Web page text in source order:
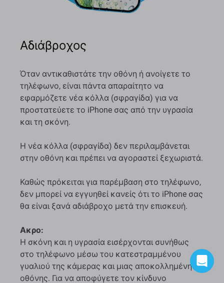
Αδιάβροχος
Όταν αντικαθιστάτε την οθόνη ή ανοίγετε το
τηλέφωνο, είναι πάντα απαραίτητο να
εφαρμόζετε νέα κόλλα (σφραγίδα) για να
προστατεύετε το iPhone σας από την υγρασία
και τη σκόνη.
Η νέα κόλλα (σφραγίδα) δεν περιλαμβάνεται
στην οθόνη και πρέπει να αγοραστεί ξεχωριστά.
Καθώς πρόκειται για παρέμβαση στο τηλέφωνο,
δεν μπορεί να εγγυηθεί κανείς ότι το iPhone σας
θα είναι ξανά αδιάβροχο μετά την επισκευή.
Ακρο:
Η σκόνη και η υγρασία εισέρχονται συνήθως
στο τηλέφωνο μέσω του κατεστραμμένου
γυαλιού της κάμερας και μιας αποκολλημένης
οθόνης. Για να αποφύγετε τον κίνδυνο